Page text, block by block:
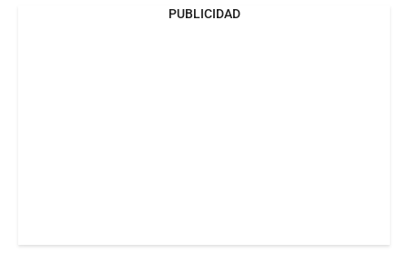
PUBLICIDAD